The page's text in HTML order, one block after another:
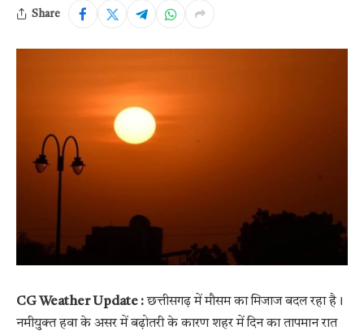
Share
CG Weather Update :छत्तीसगढ़ में मौसम का मिजाज बदल रहा है।
नमीयुक्त हवा के असर में बढ़ोतरी के कारण शहर में दिन का तापमान रात